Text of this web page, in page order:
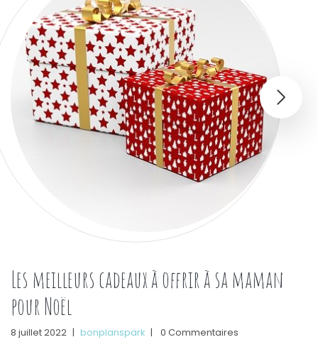
Les meilleurs cadeaux à offrir à sa maman
pour Noël
8 juillet 2022 | bonplanspark | 0 Commentaires